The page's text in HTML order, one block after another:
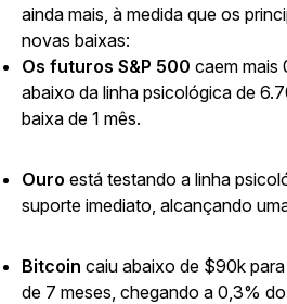
ainda mais, à medida que os
novas baixas:
Os futuros S&P 500 caem mais
abaixo da linha psicológica de
baixa de 1 mês.
Ouro está testando a linha
suporte imediato, alcançando
Bitcoin caiu abaixo de $90k
de 7 meses, chegando a 0,3% do